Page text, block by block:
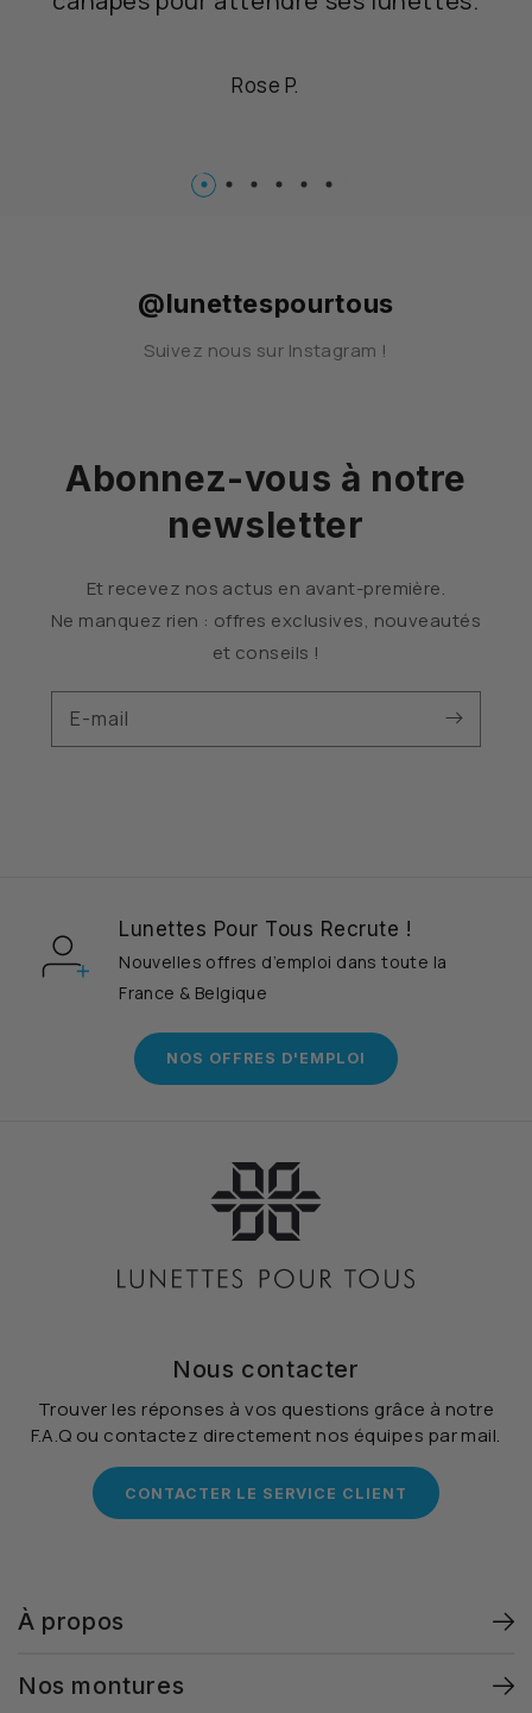
Rose P.
@lunettespourtous
Suivez nous sur Instagram !
Abonnez-vous à notre
newsletter
Et recevez nos actus en avant-première.
Ne manquez rien : offres exclusives, nouveautés
et conseils !
E-mail
Lunettes Pour Tous Recrute !
Nouvelles offres d’emploi dans toute la
France & Belgique
NOS OFFRES D'EMPLOI
Nous contacter
Trouver les réponses à vos questions grâce à notre
F.A.Q ou contactez directement nos équipes par mail.
CONTACTER LE SERVICE CLIENT
À propos
Nos montures